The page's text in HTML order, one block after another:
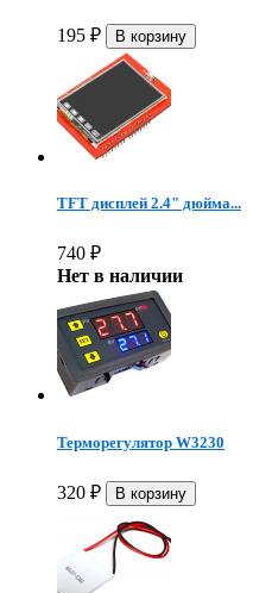
195 ₽
TFT дисплей 2.4" дюйма...
740 ₽
Нет в наличии
Терморегулятор W3230
320 ₽